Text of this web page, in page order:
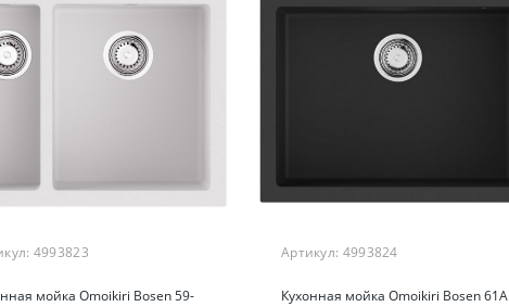
4993823
мойка Omoikiri Bosen 59-
Артикул: 4993824
Кухонная мойка Omoikiri Bosen 61A